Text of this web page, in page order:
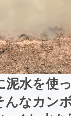
泥水を使
なカン